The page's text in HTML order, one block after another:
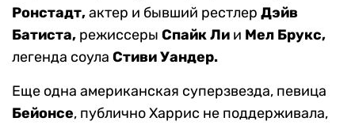
Ронстадт,актер и бывший рестлер Дэйв
Батиста, режиссеры Спайк Ли и Мел Брукс,
легенда соула Стиви Уандер.
Еще одна американская суперзвезда, певица
Бейонсе, публично Харрис не поддерживала,